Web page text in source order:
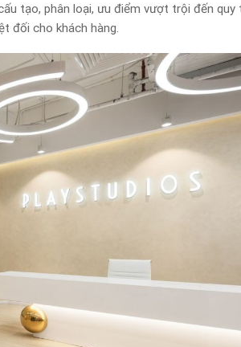
tạo, phân loại, ưu điểm vượt trội đến quy
đối cho khách hàng.